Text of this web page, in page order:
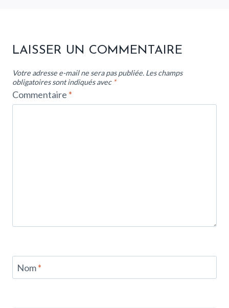
LAISSER UN COMMENTAIRE
Votre adresse e-mail ne sera pas publiée. Les champs
obligatoires sont indiqués avec *
Commentaire *
Nom*